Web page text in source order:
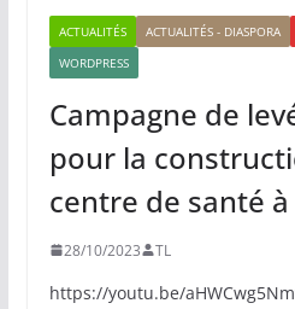
ACTUALITÉS ACTUALITÉS - DIASPORA
WORDPRESS
Campagne de
pour la
centre de santé
28/10/2023 TL
https://youtu.be/